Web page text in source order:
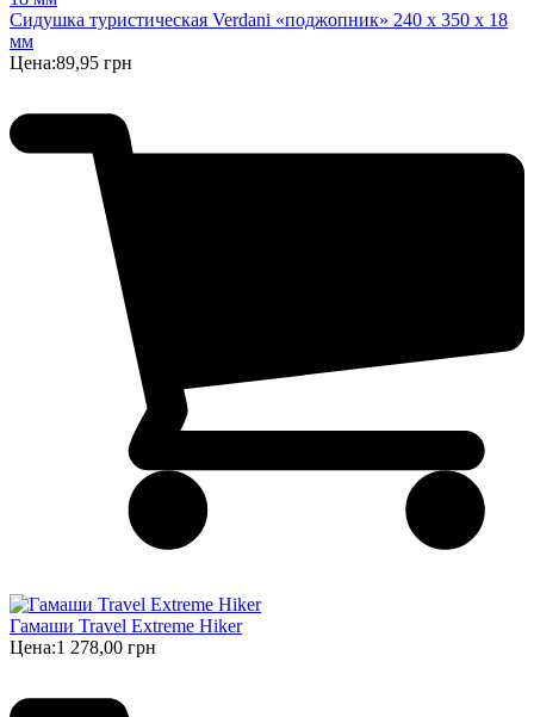
Сидушка туристическая Verdani «поджопник» 240 x 350 х 18
мм
Цена:89,95 грн
Гамаши Travel Extreme Hiker
Цена:1 278,00 грн